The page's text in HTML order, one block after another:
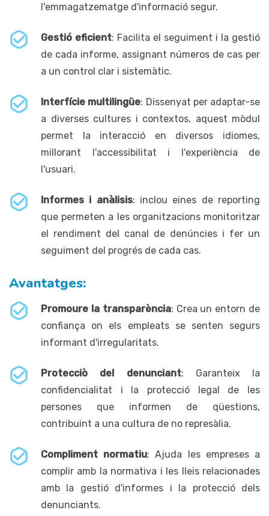
l'emmagatzematge d'informació segur.
Gestió eficient: Facilita el seguiment i la gestió
de cada informe, assignant números de cas per
a un control clar i sistemàtic.
Interfície multilingüe: Dissenyat per adaptar-se
a diverses cultures i contextos, aquest mòdul
permet la interacció en diversos idiomes,
millorant l'accessibilitat i l'experiència de
l'usuari.
Informes i anàlisis: inclou eines de reporting
que permeten a les organitzacions monitoritzar
el rendiment del canal de denúncies i fer un
seguiment del progrés de cada cas.
Avantatges:
Promoure la transparència: Crea un entorn de
confiança on els empleats se senten segurs
informant d'irregularitats.
Protecciò del denunciant: Garanteix la
confidencialitat i la protecció legal de les
persones que informen de qüestions,
contribuint a una cultura de no represàlia.
Compliment normatiu: Ajuda les empreses a
complir amb la normativa i les lleis relacionades
amb la gestió d'informes i la protecció dels
denunciants.